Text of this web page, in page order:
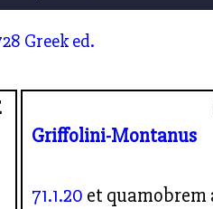
Greek ed.
Griffolini-Montanus
71.1.20 et quamobrem